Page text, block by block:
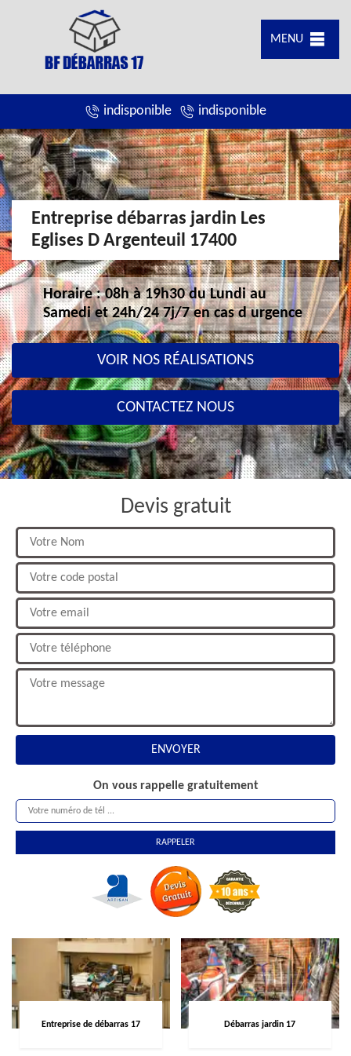
MENU
indisponible indisponible
Entreprise débarras jardin Les
Eglises D Argenteuil 17400
Horaire : 08h à 19h30 du Lundi au
Samedi et 24h/24 7j/7 en cas d urgence
VOIR NOS RÉALISATIONS
CONTACTEZ NOUS
Devis gratuit
On vous rappelle gratuitement
Entreprise de débarras 17 Débarras jardin 17